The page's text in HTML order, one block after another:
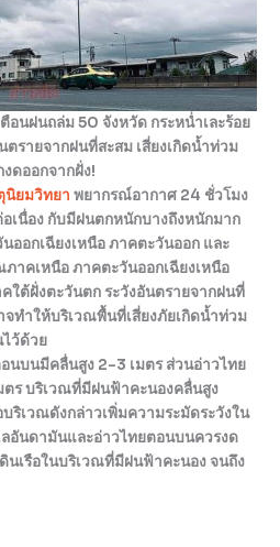
อนฝนถล่ม 50 จังหวัด กระหน่ำเละร้อย
รายจากฝนที่สะสม เสี่ยงเกิดน้ำท่วม
ดออกจากฝั่ง!
นิยมวิทยา พยากรณ์อากาศ 24 ชั่วโมง
เนื่อง กับมีฝนตกหนักบางถึงหนักมาก
ออกเฉียงเหนือ ภาคตะวันออก และ
าคเหนือ ภาคตะวันออกเฉียงเหนือ
ใต้ฝั่งตะวันตก ระวังอันตรายจากฝนที่
ทำให้บริเวณพื้นที่เสี่ยงภัยเกิดน้ำท่วม
ว้ด้วย
นบนมีคลื่นสูง 2-3 เมตร ส่วนอ่าวไทย
ร บริเวณที่มีฝนฟ้าคะนองคลื่นสูง
ริเวณดังกล่าวเพิ่มความระมัดระวังใน
ลอันดามันและอ่าวไทยตอนบนควรงด
นเรือในบริเวณที่มีฝนฟ้าคะนอง จนถึง